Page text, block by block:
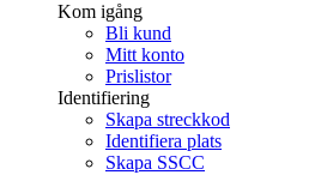
Kom igång
Bli kund
Mitt konto
Prislistor
Identifiering
Skapa streckkod
Identifiera plats
Skapa SSCC